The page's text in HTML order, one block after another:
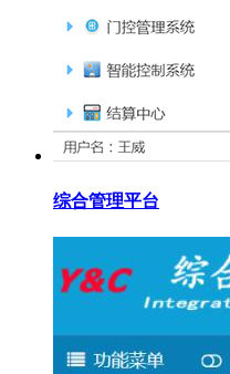
综合管理平台